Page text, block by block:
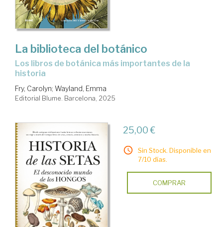
La biblioteca del botánico
Los libros de botánica más importantes de la
historia
Fry, Carolyn; Wayland, Emma
Editorial Blume. Barcelona, 2025
25,00 €
Sin Stock. Disponible en
7/10 días.
COMPRAR